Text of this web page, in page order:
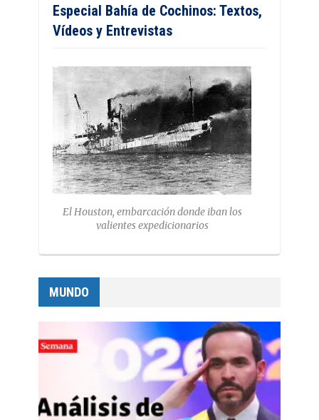
Especial Bahía de Cochinos: Textos,
Vídeos y Entrevistas
El Houston, embarcación donde iban los
valientes expedicionarios
MUNDO